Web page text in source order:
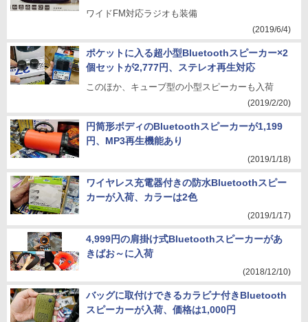
ワイドFM対応ラジオも装備
(2019/6/4)
ポケットに入る超小型Bluetoothスピーカー×2
個セットが2,777円、ステレオ再生対応
このほか、キューブ型の小型スピーカーも入荷
(2019/2/20)
円筒形ボディのBluetoothスピーカーが1,199
円、MP3再生機能あり
(2019/1/18)
ワイヤレス充電器付きの防水Bluetoothスピー
カーが入荷、カラーは2色
(2019/1/17)
4,999円の肩掛け式Bluetoothスピーカーがあ
きばお～に入荷
(2018/12/10)
バッグに取付けできるカラビナ付きBluetooth
スピーカーが入荷、価格は1,000円